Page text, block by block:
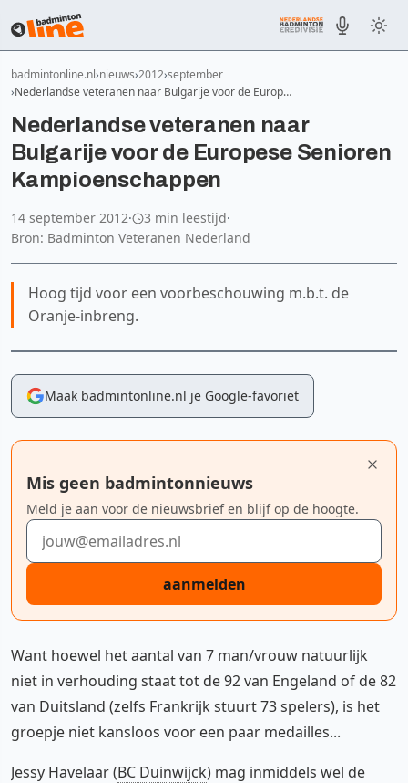
badmintonline.nl nieuws 2012 september
Nederlandse veteranen naar Bulgarije voor de Europ…
Nederlandse veteranen naar
Bulgarije voor de Europese Senioren
Kampioenschappen
14 september 2012· 3 min leestijd·
Bron: Badminton Veteranen Nederland
Hoog tijd voor een voorbeschouwing m.b.t. de
Oranje-inbreng.
Maak badmintonline.nl je Google-favoriet
Mis geen badmintonnieuws
Meld je aan voor de nieuwsbrief en blijf op de hoogte.
E-mailadres
aanmelden
Want hoewel het aantal van 7 man/vrouw natuurlijk
niet in verhouding staat tot de 92 van Engeland of de 82
van Duitsland (zelfs Frankrijk stuurt 73 spelers), is het
groepje niet kansloos voor een paar medailles...
Jessy Havelaar (BC Duinwijck) mag inmiddels wel de